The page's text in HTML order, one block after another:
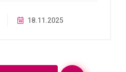
18.11.2025